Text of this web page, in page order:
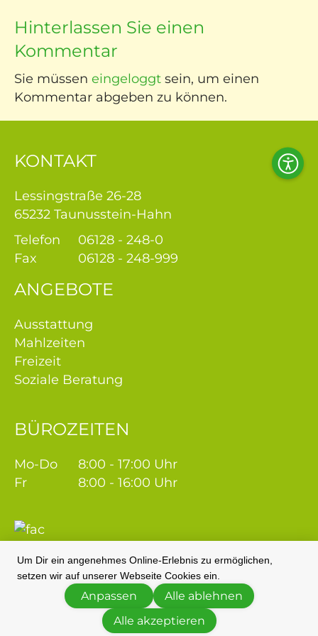
Hinterlassen Sie einen
Kommentar
Sie müssen eingeloggt sein, um einen
Kommentar abgeben zu können.
KONTAKT
Lessingstraße 26-28
65232 Taunusstein-Hahn
Telefon
06128 - 248-0
Fax
06128 - 248-999
ANGEBOTE
Ausstattung
Mahlzeiten
Freizeit
Soziale Beratung
BÜROZEITEN
Mo-Do
8:00 - 17:00 Uhr
Fr
8:00 - 16:00 Uhr
© 2026 Seniorenzentrum Taunusstein |Impressum
Um Dir ein angenehmes Online-Erlebnis zu ermöglichen,
setzen wir auf unserer Webseite Cookies ein.
Anpassen
Alle ablehnen
Alle akzeptieren
&